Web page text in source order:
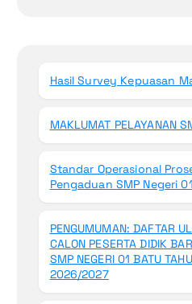
Hasil Survey Kepuasan
MAKLUMAT PELAYANAN
Standar Operasional
Pengaduan SMP Negeri
PENGUMUMAN: DAFTAR
CALON PESERTA DIDIK
SMP NEGERI 01 BATU
2026/2027